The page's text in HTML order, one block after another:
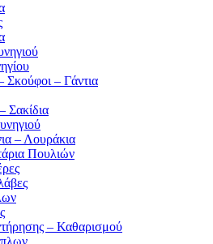
Σκούφοι – Γάντια
Σακίδια
– Λουράκια
Πουλιών
– Καθαρισμού